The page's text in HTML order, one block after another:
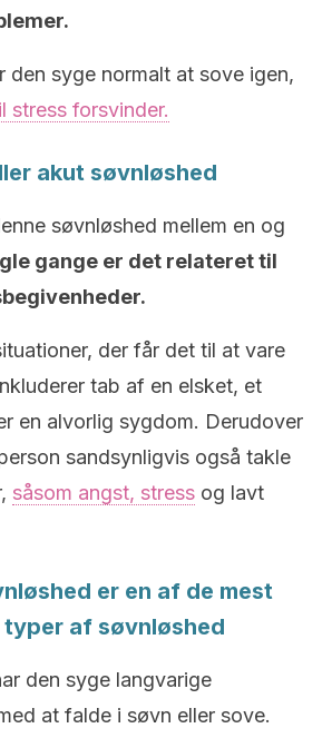
den syge normalt at sove igen,
stress forsvinder.
akut søvnløshed
søvnløshed mellem en og
gange er det relateret til
der får det til at vare
tab af en elsket, et
en alvorlig sygdom. Derudover
sandsynligvis også takle
såsom angst, stress og lavt
er en af de mest
af søvnløshed
den syge langvarige
at falde i søvn eller sove.